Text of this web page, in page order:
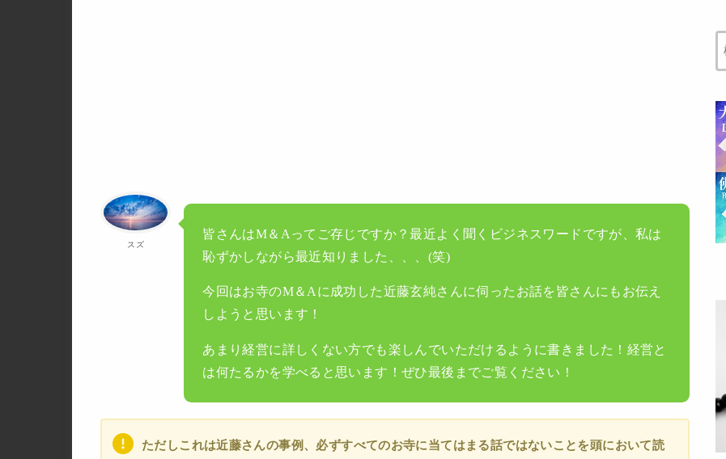
スズ
皆さんはM＆Aってご存じですか？最近よく聞くビジネスワードですが、私は
恥ずかしながら最近知りました、、、(笑)
今回はお寺のM＆Aに成功した近藤玄純さんに伺ったお話を皆さんにもお伝え
しようと思います！
あまり経営に詳しくない方でも楽しんでいただけるように書きました！経営と
は何たるかを学べると思います！ぜひ最後までご覧ください！
ただしこれは近藤さんの事例、必ずすべてのお寺に当てはまる話ではないことを頭において読